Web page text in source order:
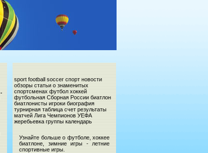
sport football soccer спорт новости
обзоры статьи о знаменитых
спортсменах футбол хоккей
футбольная Сборная России биатлон
биатлонисты игроки биография
турнирная таблица счет результаты
матчей Лига Чемпионов УЕФА
жеребьевка группы календарь
Узнайте больше о футболе, хоккее
биатлоне, зимние игры - летние
спортивные игры.